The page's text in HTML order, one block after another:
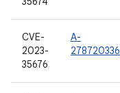
CVE-
2023-
35676
A-
278720336